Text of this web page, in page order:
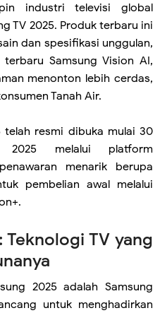
industri televisi global
TV 2025. Produk terbaru ini
dan spesifikasi unggulan,
Samsung Vision AI,
menonton lebih cerdas,
Tanah Air.
telah resmi dibuka mulai 30
melalui platform
menarik berupa
pembelian awal melalui
Teknologi TV yang
2025 adalah Samsung
untuk menghadirkan